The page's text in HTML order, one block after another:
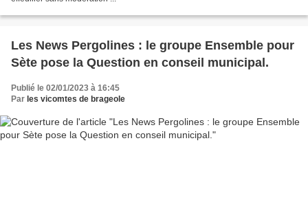
Les News Pergolines : le groupe Ensemble pour
Sète pose la Question en conseil municipal.
Publié le 02/01/2023 à 16:45
Par les vicomtes de brageole